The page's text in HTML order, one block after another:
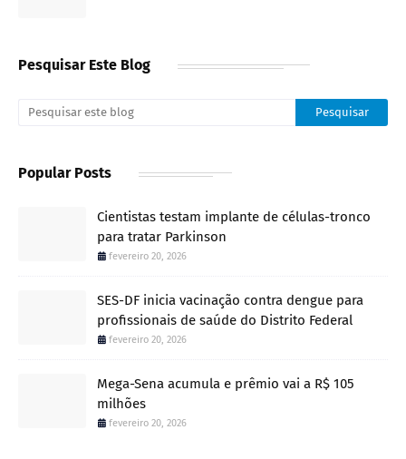
Pesquisar Este Blog
Popular Posts
Cientistas testam implante de células-tronco
para tratar Parkinson
fevereiro 20, 2026
SES-DF inicia vacinação contra dengue para
profissionais de saúde do Distrito Federal
fevereiro 20, 2026
Mega-Sena acumula e prêmio vai a R$ 105
milhões
fevereiro 20, 2026